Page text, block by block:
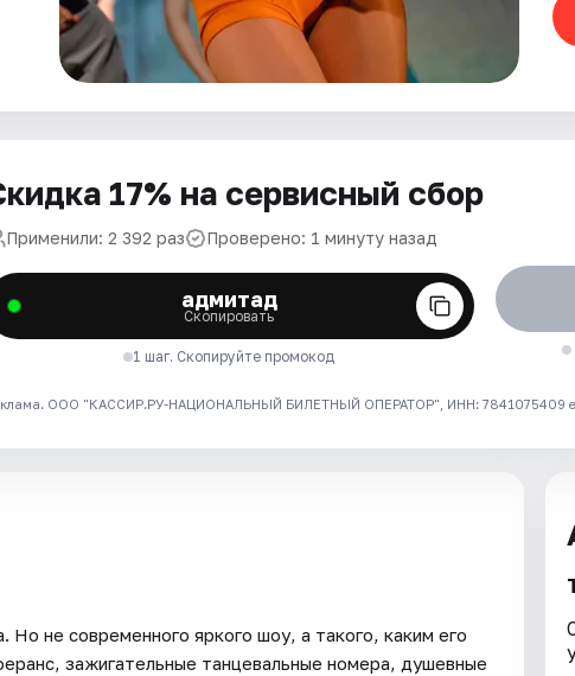
17% на сервисный сбор
Применили: 2 392 раз Проверено: 1 минуту назад
адмитад
Скопировать
1 шаг. Скопируйте промокод
ООО "КАССИР.РУ-НАЦИОНАЛЬНЫЙ БИЛЕТНЫЙ ОПЕРАТОР", ИНН: 7841075409
не современного яркого шоу, а такого, каким его
зажигательные танцевальные номера, душевные